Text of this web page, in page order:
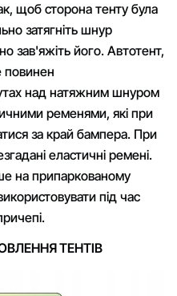
щоб сторона тенту була
затягніть шнур
зав'яжіть його. Автотент,
повинен
над натяжним шнуром
ременями, які при
за край бампера. При
еластичні ремені.
на припаркованому
під час
ТЕНТІВ